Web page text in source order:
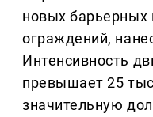
новых барьерных
ограждений,
Интенсивность
превышает 25
значительную